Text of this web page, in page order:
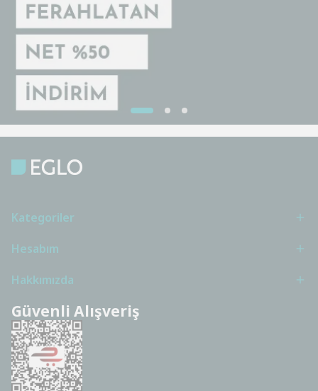
Kategoriler
Hesabım
Hakkımızda
Güvenli Alışveriş